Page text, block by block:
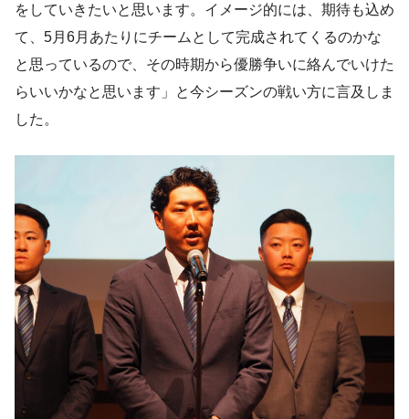
をしていきたいと思います。イメージ的には、期待も込め
て、5月6月あたりにチームとして完成されてくるのかな
と思っているので、その時期から優勝争いに絡んでいけた
らいいかなと思います」と今シーズンの戦い方に言及しま
した。